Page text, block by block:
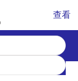
查看
MCU